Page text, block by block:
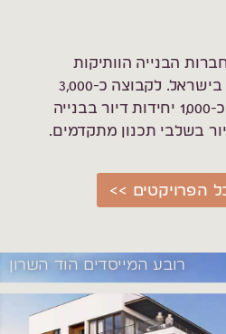
הבנייה הוותיקות
והמובילות בענף הנדל”ן בישראל. לקבוצה כ-3,000
יחידות דיור מאוכלסות, כ-1,000 יחידות דיור בבנייה
הפרויקטים >>
רובע המייסדים הוד השרון